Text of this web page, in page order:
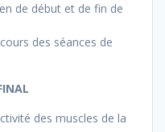
de début et de fin de
des séances de
des muscles de la